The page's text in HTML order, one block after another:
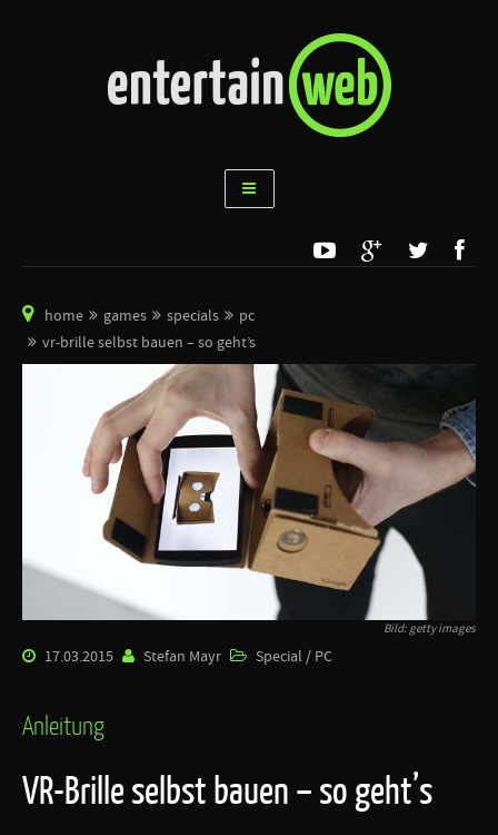
home games specials
pc
vr-brille selbst bauen – so geht’s
Bild: getty images
17.03.2015 Stefan Mayr Special / PC
Anleitung
VR-Brille selbst bauen – so geht’s